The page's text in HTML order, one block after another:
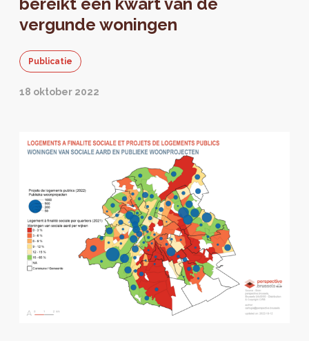
vergunde woningen
Publicatie
18 oktober 2022